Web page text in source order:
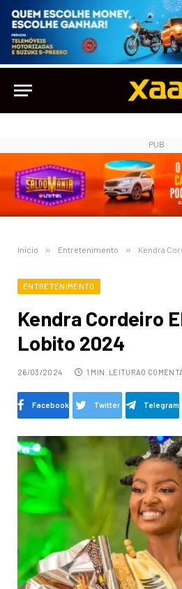
PUB
Início » Entretenimento » Kendra
ENTRETENIMENTO
Kendra Cordeiro
Lobito 2024
26/03/2024 1 MIN. LEITURA0
Facebook Twitter Telegram